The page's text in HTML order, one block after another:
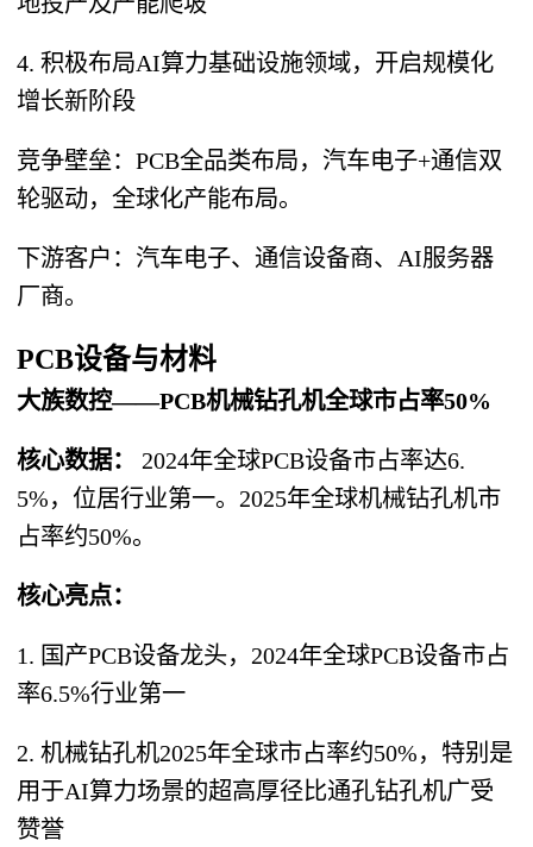
4. 积极布局AI算力基础设施领域，开启规模化
增长新阶段
竞争壁垒：PCB全品类布局，汽车电子+通信双
轮驱动，全球化产能布局。
下游客户：汽车电子、通信设备商、AI服务器
厂商。
PCB设备与材料
大族数控——PCB机械钻孔机全球市占率50%
核心数据：
2024年全球PCB设备市占率达6.
5%，位居行业第一。2025年全球机械钻孔机市
占率约50%。
核心亮点：
1. 国产PCB设备龙头，2024年全球PCB设备市占
率6.5%行业第一
2. 机械钻孔机2025年全球市占率约50%，特别是
用于AI算力场景的超高厚径比通孔钻孔机广受
赞誉